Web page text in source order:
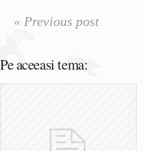
« Previous post
Pe aceeasi tema: